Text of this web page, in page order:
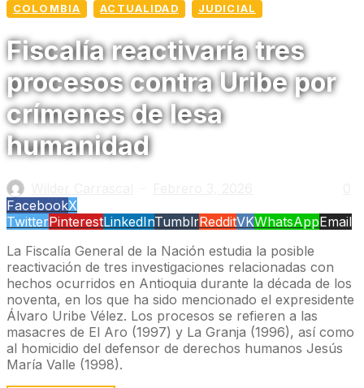
COLOMBIA ACTUALIDAD JUDICIAL
Fiscalía reactivaría tres
procesos contra Uribe por
crímenes de lesa
humanidad
FacebookX
TwitterPinterestLinkedInTumblrRedditVKWhatsAppEmail
La Fiscalía General de la Nación estudia la posible
reactivación de tres investigaciones relacionadas con
hechos ocurridos en Antioquia durante la década de los
noventa, en los que ha sido mencionado el expresidente
Álvaro Uribe Vélez. Los procesos se refieren a las
masacres de El Aro (1997) y La Granja (1996), así como
al homicidio del defensor de derechos humanos Jesús
María Valle (1998).